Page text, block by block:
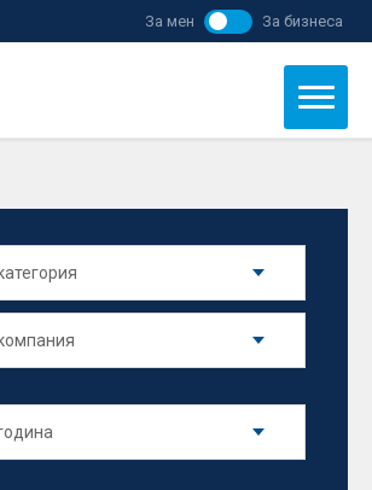
За мен За бизнеса